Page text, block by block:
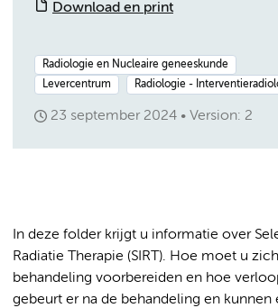
Download en print
Radiologie en Nucleaire geneeskunde
Levercentrum
Radiologie -
23 september 2024 Version: 2
In deze folder krijgt u informatie over
Radiatie Therapie (SIRT). Hoe moet u
behandeling voorbereiden en hoe
gebeurt er na de behandeling en